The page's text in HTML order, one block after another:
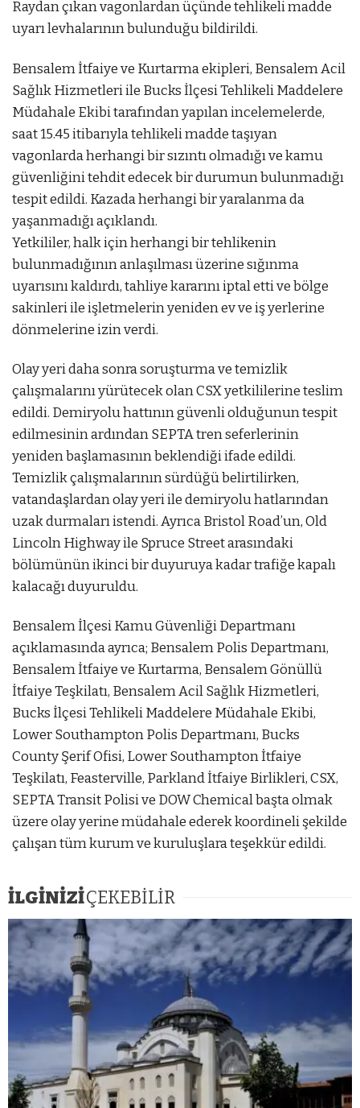
Raydan çıkan vagonlardan üçünde tehlikeli madde
uyarı levhalarının bulunduğu bildirildi.
Bensalem İtfaiye ve Kurtarma ekipleri, Bensalem Acil
Sağlık Hizmetleri ile Bucks İlçesi Tehlikeli Maddelere
Müdahale Ekibi tarafından yapılan incelemelerde,
saat 15.45 itibarıyla tehlikeli madde taşıyan
vagonlarda herhangi bir sızıntı olmadığı ve kamu
güvenliğini tehdit edecek bir durumun bulunmadığı
tespit edildi. Kazada herhangi bir yaralanma da
yaşanmadığı açıklandı.
Yetkililer, halk için herhangi bir tehlikenin
bulunmadığının anlaşılması üzerine sığınma
uyarısını kaldırdı, tahliye kararını iptal etti ve bölge
sakinleri ile işletmelerin yeniden ev ve iş yerlerine
dönmelerine izin verdi.
Olay yeri daha sonra soruşturma ve temizlik
çalışmalarını yürütecek olan CSX yetkililerine teslim
edildi. Demiryolu hattının güvenli olduğunun tespit
edilmesinin ardından SEPTA tren seferlerinin
yeniden başlamasının beklendiği ifade edildi.
Temizlik çalışmalarının sürdüğü belirtilirken,
vatandaşlardan olay yeri ile demiryolu hatlarından
uzak durmaları istendi. Ayrıca Bristol Road’un, Old
Lincoln Highway ile Spruce Street arasındaki
bölümünün ikinci bir duyuruya kadar trafiğe kapalı
kalacağı duyuruldu.
Bensalem İlçesi Kamu Güvenliği Departmanı
açıklamasında ayrıca; Bensalem Polis Departmanı,
Bensalem İtfaiye ve Kurtarma, Bensalem Gönüllü
İtfaiye Teşkilatı, Bensalem Acil Sağlık Hizmetleri,
Bucks İlçesi Tehlikeli Maddelere Müdahale Ekibi,
Lower Southampton Polis Departmanı, Bucks
County Şerif Ofisi, Lower Southampton İtfaiye
Teşkilatı, Feasterville, Parkland İtfaiye Birlikleri, CSX,
SEPTA Transit Polisi ve DOW Chemical başta olmak
üzere olay yerine müdahale ederek koordineli şekilde
çalışan tüm kurum ve kuruluşlara teşekkür edildi.
İLGİNİZİÇEKEBİLİR